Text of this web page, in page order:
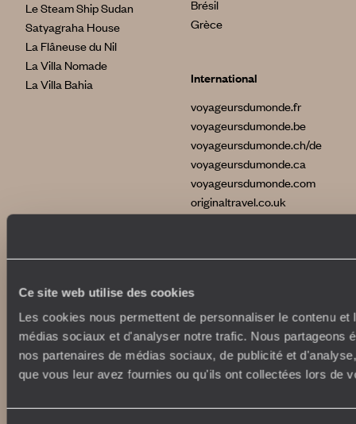
Ce site web utilise des cookies
Les cookies nous permettent de personnaliser le contenu
médias sociaux et d'analyser notre trafic. Nous partageons
nos partenaires de médias sociaux, de publicité et
que vous leur avez fournies ou qu'ils ont collectées lors de
Le Steam Ship Sudan
Satyagraha House
La Flâneuse du Nil
La Villa Nomade
La Villa Bahia
Brésil
Grèce
International
voyageursdumonde.fr
voyageursdumonde.be
voyageursdumonde.ch/de
voyageursdumonde.ca
voyageursdumonde.com
originaltravel.co.uk